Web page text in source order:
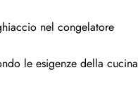
nel congelatore
le esigenze della cucina